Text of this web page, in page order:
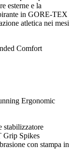
esterne e la
in GORE-TEX
atletica nei mesi
Comfort
Ergonomic
stabilizzatore
Grip Spikes
con stampa in